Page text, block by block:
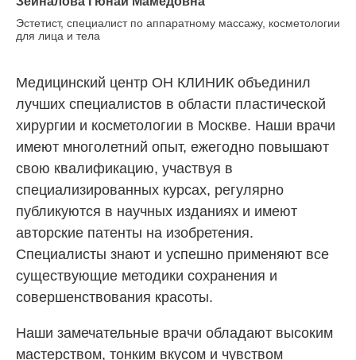
Эстетист, специалист по аппаратному массажу, косметологии
для лица и тела
Медицинский центр ОН КЛИНИК объединил
лучших специалистов в области пластической
хирургии и косметологии в Москве. Наши врачи
имеют многолетний опыт, ежегодно повышают
свою квалификацию, участвуя в
специализированных курсах, регулярно
публикуются в научных изданиях и имеют
авторские патенты на изобретения.
Специалисты знают и успешно применяют все
существующие методики сохранения и
совершенствования красоты.
Наши замечательные врачи обладают высоким
мастерством, тонким вкусом и чувством